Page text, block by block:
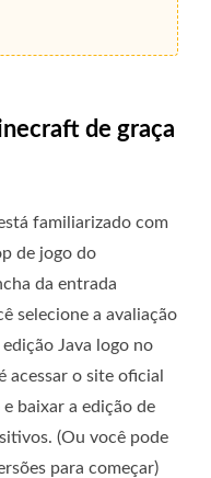
de graça
familiarizado com
de jogo do
da entrada
selecione a avaliação
Java logo no
acessar o site oficial
baixar a edição de
(Ou você pode
para começar)